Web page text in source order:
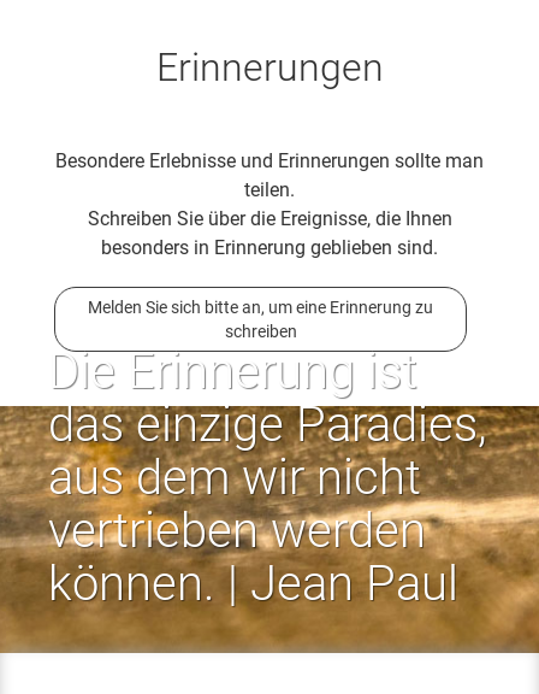
Erinnerungen
Besondere Erlebnisse und Erinnerungen sollte man
teilen.
Schreiben Sie über die Ereignisse, die Ihnen
besonders in Erinnerung geblieben sind.
Melden Sie sich bitte an, um eine Erinnerung zu
schreiben
Die Erinnerung ist
das einzige Paradies,
aus dem wir nicht
vertrieben werden
können. | Jean Paul